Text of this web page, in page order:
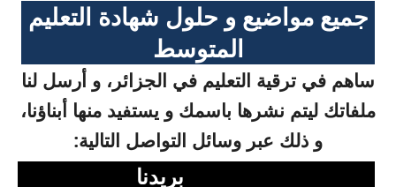
جميع مواضيع و حلول شهادة التعليم
المتوسط
ساهم في ترقية التعليم في الجزائر، و أرسل لنا
ملفاتك ليتم نشرها باسمك و يستفيد منها أبناؤنا،
و ذلك عبر وسائل التواصل التالية:
بريدنا